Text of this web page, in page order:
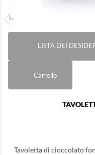
LISTA DEI
Carrello
Tavoletta di cioccolato